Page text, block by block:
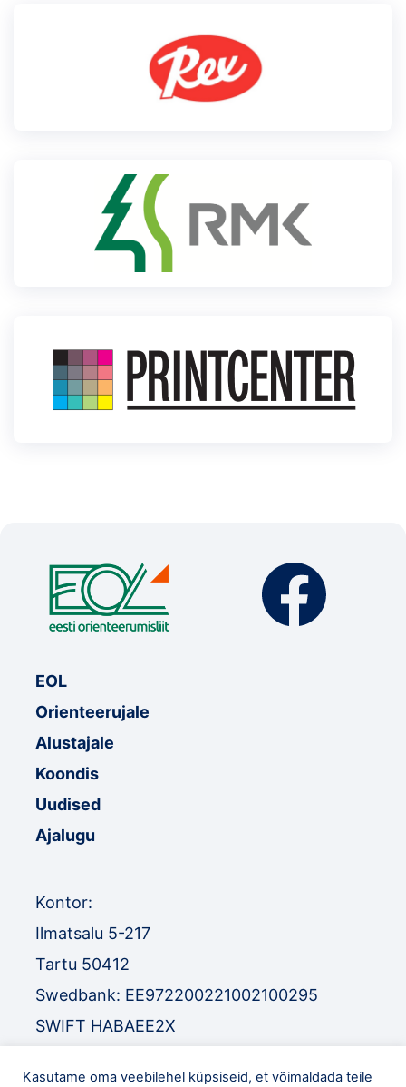
EOL
Orienteerujale
Alustajale
Koondis
Uudised
Ajalugu
Kontor:
Ilmatsalu 5-217
Tartu 50412
Swedbank: EE972200221002100295
SWIFT HABAEE2X
Kasutame oma veebilehel küpsiseid, et võimaldada teile